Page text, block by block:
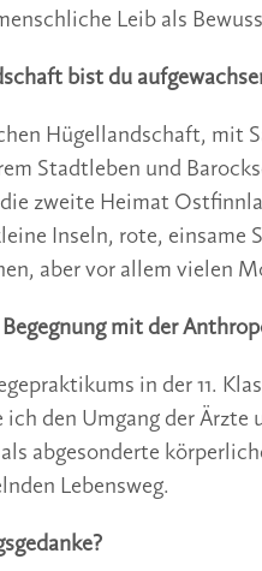
Leib als
bist du
Hügellandschaft, mit
Stadtleben und
zweite Heimat
Inseln, rote, einsame
aber vor allem vielen
mit der
in der 11.
ich den Umgang der
abgesonderte
Lebensweg.